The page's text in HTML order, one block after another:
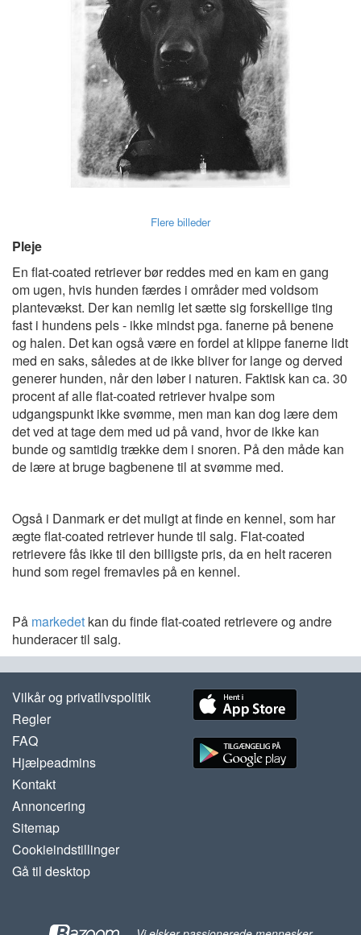
Flere billeder
Pleje
En flat-coated retriever bør reddes med en kam en gang
om ugen, hvis hunden færdes i områder med voldsom
plantevækst. Der kan nemlig let sætte sig forskellige ting
fast i hundens pels - ikke mindst pga. fanerne på benene
og halen. Det kan også være en fordel at klippe fanerne lidt
med en saks, således at de ikke bliver for lange og derved
generer hunden, når den løber i naturen. Faktisk kan ca. 30
procent af alle flat-coated retriever hvalpe som
udgangspunkt ikke svømme, men man kan dog lære dem
det ved at tage dem med ud på vand, hvor de ikke kan
bunde og samtidig trække dem i snoren. På den måde kan
de lære at bruge bagbenene til at svømme med.
Også i Danmark er det muligt at finde en kennel, som har
ægte flat-coated retriever hunde til salg. Flat-coated
retrievere fås ikke til den billigste pris, da en helt raceren
hund som regel fremavles på en kennel.
På markedet kan du finde flat-coated retrievere og andre
hunderacer til salg.
Vilkår og privatlivspolitik
Regler
FAQ
Hjælpeadmins
Kontakt
Annoncering
Sitemap
Cookieindstillinger
Gå til desktop